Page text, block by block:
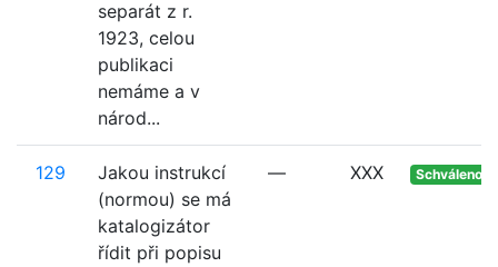
separát z r.
1923, celou
publikaci
nemáme a v
národ...
129
Jakou instrukcí
(normou) se má
katalogizátor
řídit při popisu
— XXX Schváleno